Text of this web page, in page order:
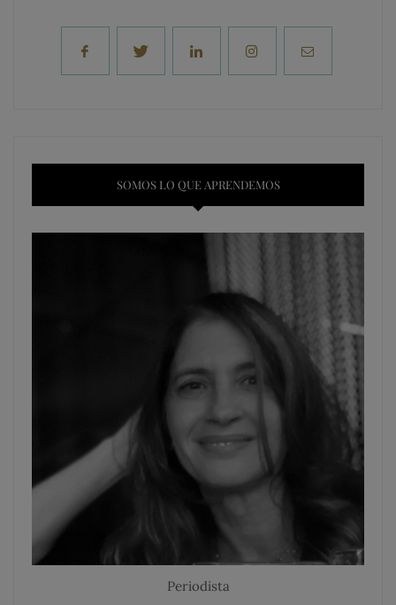
SOMOS LO QUE APRENDEMOS
Periodista